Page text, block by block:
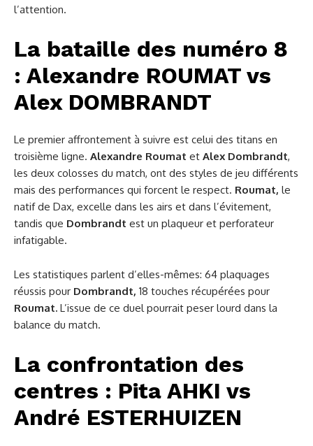
l’attention.
La bataille des numéro 8
: Alexandre ROUMAT vs
Alex DOMBRANDT
Le premier affrontement à suivre est celui des titans en
troisième ligne. Alexandre Roumat et Alex Dombrandt,
les deux colosses du match, ont des styles de jeu différents
mais des performances qui forcent le respect. Roumat, le
natif de Dax, excelle dans les airs et dans l’évitement,
tandis que Dombrandt est un plaqueur et perforateur
infatigable.
Les statistiques parlent d’elles-mêmes: 64 plaquages
réussis pour Dombrandt, 18 touches récupérées pour
Roumat. L’issue de ce duel pourrait peser lourd dans la
balance du match.
La confrontation des
centres : Pita AHKI vs
André ESTERHUIZEN